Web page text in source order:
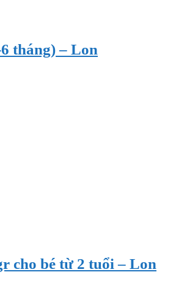
tháng) – Lon
cho bé từ 2 tuổi – Lon